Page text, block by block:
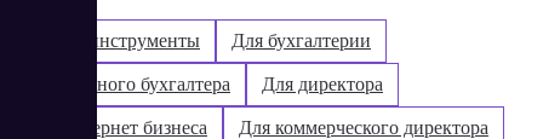
Бизнес-инструменты Для бухгалтерии
Для главного бухгалтера Для директора
Для интернет бизнеса Для коммерческого директора